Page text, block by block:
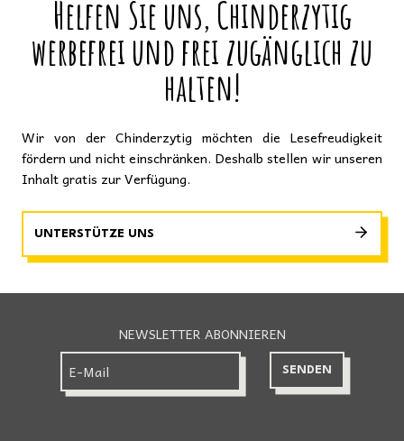
Helfen Sie uns, Chinderzytig
werbefrei und frei zugänglich zu
halten!
Wir von der Chinderzytig möchten die Lesefreudigkeit
fördern und nicht einschränken. Deshalb stellen wir unseren
Inhalt gratis zur Verfügung.
UNTERSTÜTZE UNS
NEWSLETTER ABONNIEREN